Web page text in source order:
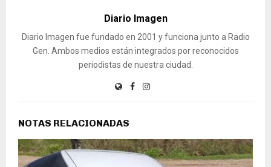
Diario Imagen
Diario Imagen fue fundado en 2001 y funciona junto a Radio
Gen. Ambos medios están integrados por reconocidos
periodistas de nuestra ciudad.
NOTAS RELACIONADAS